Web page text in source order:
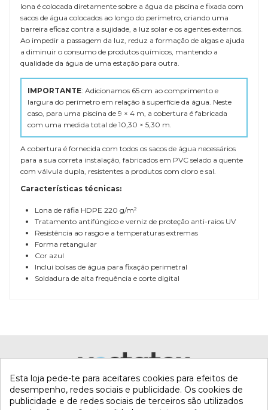
lona é colocada diretamente sobre a água da piscina e fixada com
sacos de água colocados ao longo do perímetro, criando uma
barreira eficaz contra a sujidade, a luz solar e os agentes externos.
Ao impedir a passagem da luz, reduz a formação de algas e ajuda
a diminuir o consumo de produtos químicos, mantendo a
qualidade da água de uma estação para outra.
IMPORTANTE: Adicionamos 65 cm ao comprimento e
largura do perímetro em relação à superfície da água. Neste
caso, para uma piscina de 9 × 4 m, a cobertura é fabricada
com uma medida total de 10,30 × 5,30 m.
A cobertura é fornecida com todos os sacos de água necessários
para a sua correta instalação, fabricados em PVC selado a quente
com válvula dupla, resistentes a produtos com cloro e sal.
Características técnicas:
Lona de ráfia HDPE 220 g/m²
Tratamento antifúngico e verniz de proteção anti-raios UV
Resistência ao rasgo e a temperaturas extremas
Forma retangular
Cor azul
Inclui bolsas de água para fixação perimetral
Soldadura de alta frequência e corte digital
PAÍS DE ORIGEM Espanha
CORES Azul
Marca
Referência cob-sin-
Esta loja pede-te para aceitares cookies para efeitos de
desempenho, redes sociais e publicidade. Os cookies de
publicidade e de redes sociais de terceiros são utilizados